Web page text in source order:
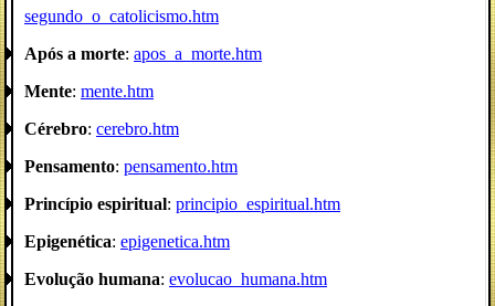
segundo_o_catolicismo.htm
Após a morte: apos_a_morte.htm
Mente: mente.htm
Cérebro: cerebro.htm
Pensamento: pensamento.htm
Princípio espiritual: principio_espiritual.htm
Epigenética: epigenetica.htm
Evolução humana: evolucao_humana.htm